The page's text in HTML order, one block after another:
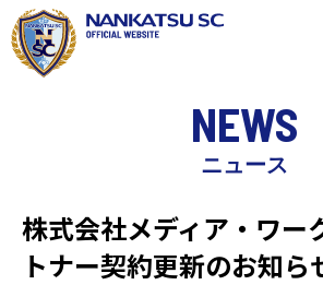
NEWS
ニュース
株式会社メディア・ワー
トナー契約更新のお知ら